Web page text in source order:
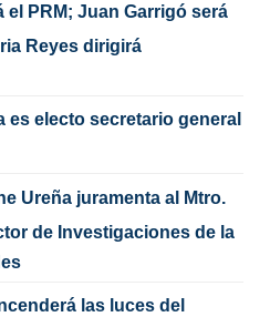
PRM; Juan Garrigó será
Reyes dirigirá
es electo secretario general
Ureña juramenta al Mtro.
de Investigaciones de la
las luces del